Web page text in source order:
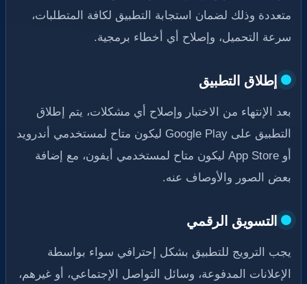
متعددة وذلك لضمان استجابة التطبيق لكافة المتطلبات،
سرعة التحميل، وإصلاح أي أخطاء برمجية.
إطلاق التطبيق
بعد الإنتهاء من الاختبار وإصلاح أي مشكلات، يتم إطلاق
التطبيق على Google Play ليكون متاح لمستخدمي أندرويد
أو App Store ليكون متاح لمستخدمي أيفون، مع إضافة
بعض الصور والأوصاف عنه.
التسويق الرقمي
يجب الترويج للتطبيق بشكل إحترافي سواء بواسطة
الإعلانات المدفوعة، وسائل التواصل الإجتماعي، أو غيرهم،